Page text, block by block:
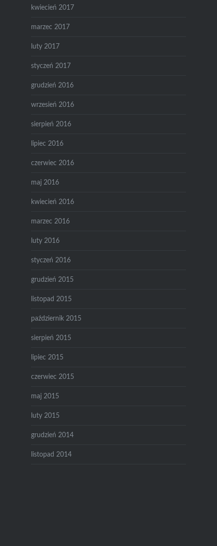
kwiecień 2017
marzec 2017
luty 2017
styczeń 2017
grudzień 2016
wrzesień 2016
sierpień 2016
lipiec 2016
czerwiec 2016
maj 2016
kwiecień 2016
marzec 2016
luty 2016
styczeń 2016
grudzień 2015
listopad 2015
październik 2015
sierpień 2015
lipiec 2015
czerwiec 2015
maj 2015
luty 2015
grudzień 2014
listopad 2014